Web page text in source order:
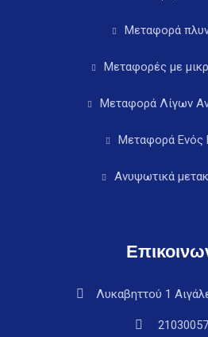
Μεταφορά
Μεταφορές με
Μεταφορά Λίγων
Μεταφορά Ενός
Ανυψωτικά
Λυκαβηττού 1